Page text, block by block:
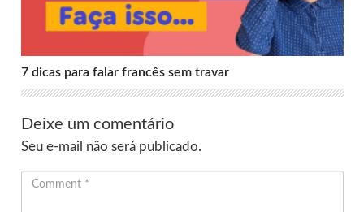
7 dicas para falar francês sem travar
Deixe um comentário
Seu e-mail não será publicado.